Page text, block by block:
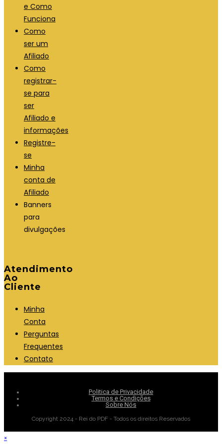
e Como
Funciona
Como
ser um
Afiliado
Como
registrar-
se para
ser
Afiliado e
informações
Registre-
se
Minha
conta de
Afiliado
Banners
para
divulgações
Atendimento
Ao
Cliente
Minha
Conta
Perguntas
Frequentes
Contato
Politica de Privacidade
Termos e Condições
Sobre Nós
Copyright 2024 - Rei do PDF - Todos os direitos Reservados
×